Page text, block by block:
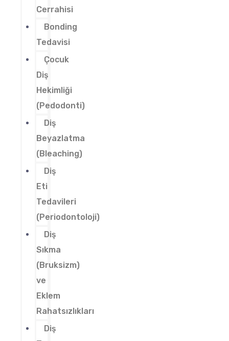
Cerrahisi
Bonding
Tedavisi
Çocuk
Diş
Hekimliği
(Pedodonti)
Diş
Beyazlatma
(Bleaching)
Diş
Eti
Tedavileri
(Periodontoloji)
Diş
Sıkma
(Bruksizm)
ve
Eklem
Rahatsızlıkları
Diş